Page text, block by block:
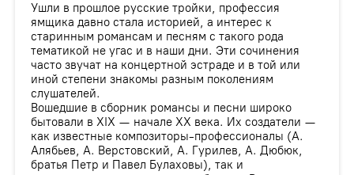
Ушли в прошлое русские тройки, профессия
ямщика давно стала историей, а интерес к
старинным романсам и песням с такого рода
тематикой не угас и в наши дни. Эти сочинения
часто звучат на концертной эстраде и в той или
иной степени знакомы разным поколениям
слушателей.
Вошедшие в сборник романсы и песни широко
бытовали в XIX — начале XX века. Их создатели —
как известные композиторы-профессионалы (А.
Алябьев, А. Верстовский, А. Гурилев, А. Дюбюк,
братья Петр и Павел Булаховы), так и